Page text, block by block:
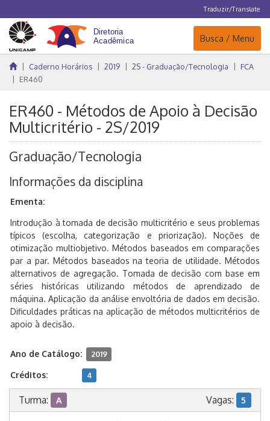
Traduzir/Translate
Navegação
Busca / Menu
Caderno Horários 2019 2S - Graduação/Tecnologia
FCA
ER460
ER460 - Métodos de Apoio à Decisão
Multicritério - 2S/2019
Graduação/Tecnologia
Informações da disciplina
Ementa:
Introdução à tomada de decisão multicritério e seus problemas
típicos (escolha, categorização e priorização). Noções de
otimização multiobjetivo. Métodos baseados em comparações
par a par. Métodos baseados na teoria de utilidade. Métodos
alternativos de agregação. Tomada de decisão com base em
séries históricas utilizando métodos de aprendizado de
máquina. Aplicação da análise envoltória de dados em decisão.
Dificuldades práticas na aplicação de métodos multicritérios de
apoio à decisão.
Ano de Catálogo: 2019
Créditos: 4
Turma: A Vagas: 5